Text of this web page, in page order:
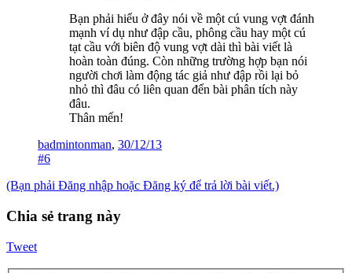
Bạn phải hiểu ở đây nói về một cú vung vợt đánh
mạnh ví dụ như đập cầu, phông cầu hay một cú
tạt cầu với biên độ vung vợt dài thì bài viết là
hoàn toàn đúng. Còn những trường hợp bạn nói
người chơi làm động tác giả như đập rồi lại bỏ
nhỏ thì đâu có liên quan đến bài phân tích này
đâu.
Thân mến!
badmintonman, 30/12/13
#6
(Bạn phải Đăng nhập hoặc Đăng ký để trả lời bài viết.)
Chia sẻ trang này
Tweet